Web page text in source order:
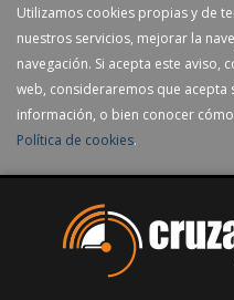
Utilizamos cookies propias y de
nuestros servicios, mejorar la
navegación. Si acepta este aviso,
web, consideraremos que acepta
información, o bien conocer
Política de cookies.